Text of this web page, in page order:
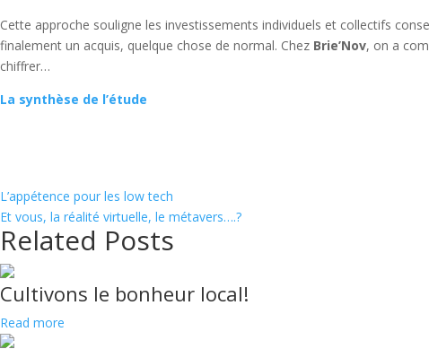
Cette approche souligne les investissements individuels et collectifs
finalement un acquis, quelque chose de normal. Chez Brie’Nov, on a
chiffrer…
La synthèse de l’étude
L’appétence pour les low tech
Et vous, la réalité virtuelle, le métavers….?
Related Posts
Cultivons le bonheur local!
Read more